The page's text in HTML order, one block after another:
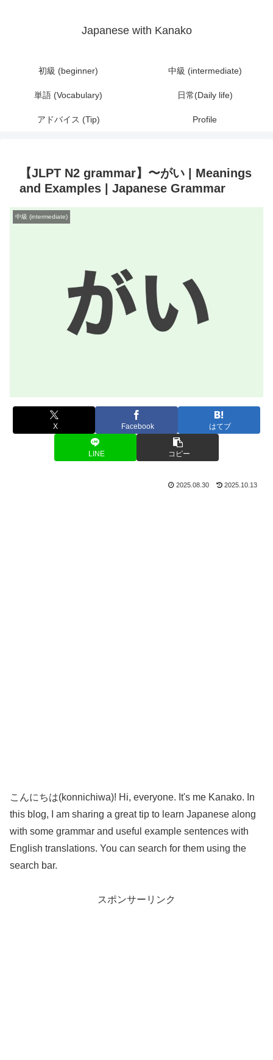
Japanese with Kanako
初級 (beginner) 中級 (intermediate)
単語 (Vocabulary) 日常(Daily life)
アドバイス (Tip) Profile
【JLPT N2 grammar】〜がい | Meanings
and Examples | Japanese Grammar
中級 (intermediate)
X Facebook はてブ
LINE コピー
2025.08.30 2025.10.13
こんにちは(konnichiwa)! Hi, everyone. It's me Kanako. In
this blog, I am sharing a great tip to learn Japanese along
with some grammar and useful example sentences with
English translations. You can search for them using the
search bar.
スポンサーリンク